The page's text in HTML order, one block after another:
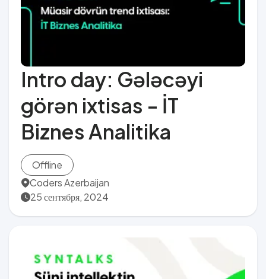
Intro day: Gələcəyi
görən ixtisas - İT
Biznes Analitika
Offline
Coders Azerbaijan
25 сентября, 2024